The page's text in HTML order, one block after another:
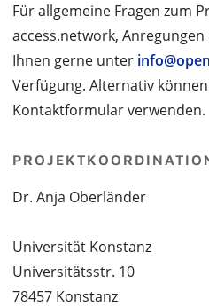
Für allgemeine Fragen zum
access.network,
Ihnen gerne unter
Verfügung. Alternativ
Kontaktformular verwenden.
Dr. Anja Oberländer
Universität Konstanz
Universitätsstr. 10
78457 Konstanz